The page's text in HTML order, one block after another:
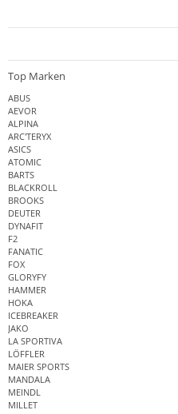
Top Marken
ABUS
AEVOR
ALPINA
ARC'TERYX
ASICS
ATOMIC
BARTS
BLACKROLL
BROOKS
DEUTER
DYNAFIT
F2
FANATIC
FOX
GLORYFY
HAMMER
HOKA
ICEBREAKER
JAKO
LA SPORTIVA
LÖFFLER
MAIER SPORTS
MANDALA
MEINDL
MILLET